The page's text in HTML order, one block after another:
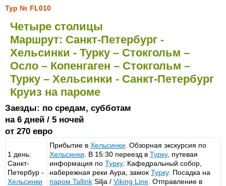
Тур № FL010
Четыре столицы
Маршрут: Санкт-Петербург -
Хельсинки - Турку – Стокгольм –
Осло – Копенгаген – Стокгольм –
Турку – Хельсинки - Санкт-Петербург
Круиз на пароме
Заезды: по средам, субботам
на 6 дней / 5 ночей
от 270 евро
1 день:
Санкт-
Петербур -
Хельсинки
Прибытие в Хельсинки . Обзорная экскурсия по
Хельсинки . В 15:30 переезд в Турку, путевая
информация по Турку: Кафедральный собор,
набережная реки Аура, замок Турку. Посадка на
паром Tallink Silja / Viking Line . Отправление в